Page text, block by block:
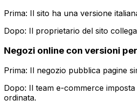
Prima: Il sito ha una versione
Dopo: Il proprietario del sito
Negozi online con versioni
Prima: Il negozio pubblica pagine
Dopo: Il team e-commerce imposta
ordinata.